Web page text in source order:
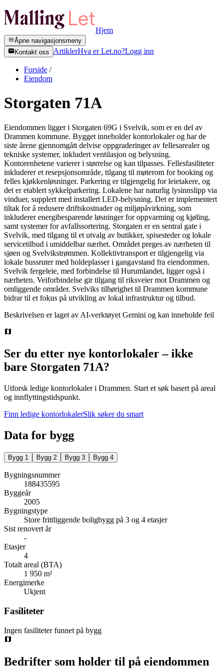
Hjem
Åpne navigasjonsmeny
Kontakt oss
ArtiklerHva er Let.no?Logg inn
Forside /
Eiendom
Storgaten 71A
Eiendommen ligger i Storgaten 69G i Svelvik, som er en del av
Drammen kommune. Bygget inneholder kontorlokaler og har de
siste årene gjennomgått delvise oppgraderinger av fellesarealer og
tekniske systemer, inkludert ventilasjon og belysning.
Kontorenhetene varierer i størrelse og kan tilpasses. Fellesfasiliteter
inkluderer et resepsjonsområde, tilgang til møterom for booking og
felles kjøkkenløsninger. Parkering er tilgjengelig for leietakere, og
det er etablert sykkelparkering. Lokalene har naturlig lysinnslipp via
vinduer, supplert med installert LED-belysning. Det er implementert
tiltak for å redusere driftskostnader og miljøpåvirkning, som
inkluderer energibesparende løsninger for oppvarming og kjøling,
samt systemer for avfallssortering. Storgaten er en sentral gate i
Svelvik, med tilgang til et utvalg av butikker, spisesteder og lokale
servicetilbud i umiddelbar nærhet. Området preges av nærheten til
sjøen og Svelvikstrømmen. Kollektivtransport er tilgjengelig via
lokale bussruter med holdeplasser i gangavstand fra eiendommen.
Svelvik fergeleie, med forbindelse til Hurumlandet, ligger også i
nærheten. Veiforbindelse gir tilgang til riksveier mot Drammen og
omliggende områder. Svelviks tilhørighet til Drammen kommune
bidrar til et fokus på utvikling av lokal infrastruktur og tilbud.
Beskrivelsen er laget av AI-verktøyet Gemini og kan inneholde feil
Ser du etter nye kontorlokaler – ikke
bare Storgaten 71A?
Utforsk ledige kontorlokaler i Drammen. Start et søk basert på areal
og innflyttingstidspunkt.
Finn ledige kontorlokalerSlik søker du smart
Data for bygg
Bygg 1 Bygg 2 Bygg 3 Bygg 4
Bygningsnummer
188435595
Byggeår
2005
Bygningstype
Store frittliggende boligbygg på 3 og 4 etasjer
Sist renovert år
-
Etasjer
4
Totalt areal (BTA)
1 950 m²
Energimerke
Ukjent
Fasiliteter
Ingen fasiliteter funnet på bygg
Bedrifter som holder til på eiendommen